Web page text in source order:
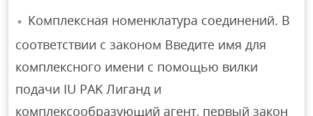
Комплексная номенклатура соединений. В
соответствии с законом Введите имя для
комплексного имени с помощью вилки
подачи IU PAK Лиганд и
комплексообразующий агент, первый закон